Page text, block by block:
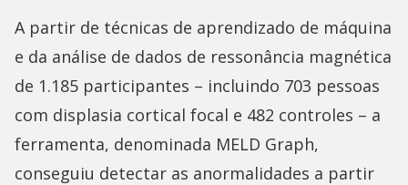
A partir de técnicas de aprendizado de máquina
e da análise de dados de ressonância magnética
de 1.185 participantes – incluindo 703 pessoas
com displasia cortical focal e 482 controles – a
ferramenta, denominada MELD Graph,
conseguiu detectar as anormalidades a partir